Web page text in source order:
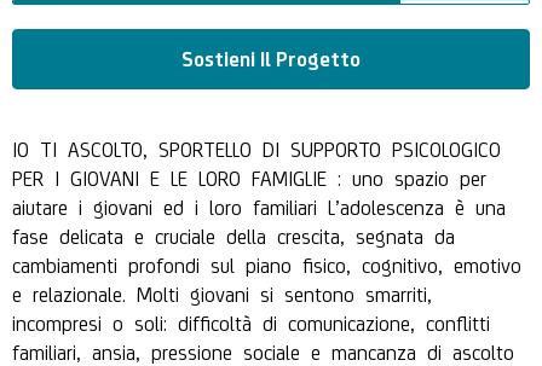
Sostieni Il Progetto
IO TI ASCOLTO, SPORTELLO DI SUPPORTO PSICOLOGICO
PER I GIOVANI E LE LORO FAMIGLIE : uno spazio per
aiutare i giovani ed i loro familiari L’adolescenza è una
fase delicata e cruciale della crescita, segnata da
cambiamenti profondi sul piano fisico, cognitivo, emotivo
e relazionale. Molti giovani si sentono smarriti,
incompresi o soli: difficoltà di comunicazione, conflitti
familiari, ansia, pressione sociale e mancanza di ascolto